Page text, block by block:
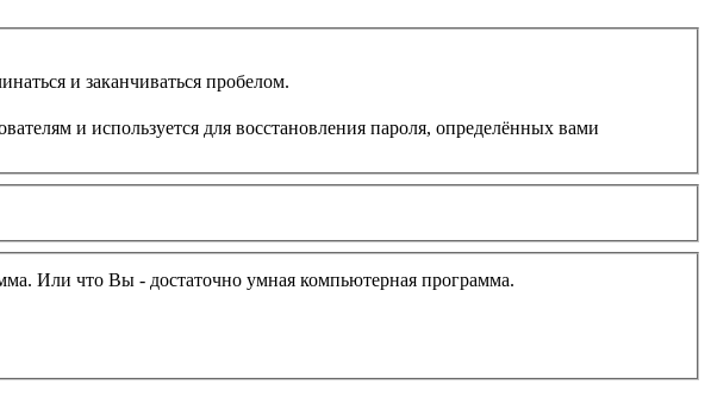
и заканчиваться пробелом.
и используется для восстановления пароля, определённых вами
Или что Вы - достаточно умная компьютерная программа.